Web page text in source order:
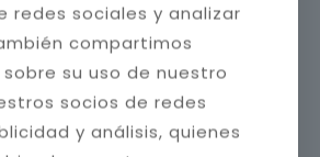
redes sociales y analizar
compartimos
su uso de nuestro
socios de redes
y análisis, quienes